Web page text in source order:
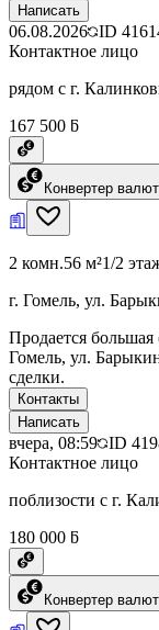
Написать
06.08.2026 ID
Контактное лицо
рядом с г.
167 500 ƃ
Конвертер валют
2 комн.56 м²1/2
г. Гомель, ул.
Продается
Гомель, ул.
сделки.
Контакты
Написать
вчера, 08:59 ID
Контактное лицо
поблизости с г.
180 000 ƃ
Конвертер валют